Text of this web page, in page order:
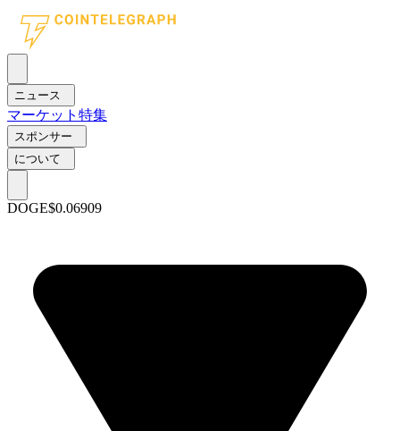
ニュース
マーケット 特集
スポンサー
について
DOGE$0.06909